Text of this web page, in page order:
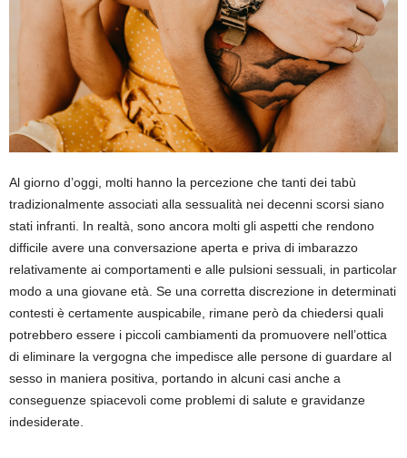
Al giorno d’oggi, molti hanno la percezione che tanti dei tabù
tradizionalmente associati alla sessualità nei decenni scorsi siano
stati infranti. In realtà, sono ancora molti gli aspetti che rendono
difficile avere una conversazione aperta e priva di imbarazzo
relativamente ai comportamenti e alle pulsioni sessuali, in particolar
modo a una giovane età. Se una corretta discrezione in determinati
contesti è certamente auspicabile, rimane però da chiedersi quali
potrebbero essere i piccoli cambiamenti da promuovere nell’ottica
di eliminare la vergogna che impedisce alle persone di guardare al
sesso in maniera positiva, portando in alcuni casi anche a
conseguenze spiacevoli come problemi di salute e gravidanze
indesiderate.